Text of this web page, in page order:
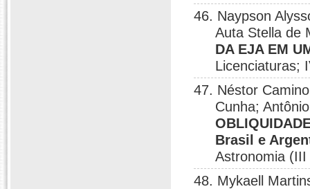
46. Naypson
Auta Stella de
DA EJA EM
Licenciaturas;
47. Néstor
Cunha;
Brasil e
Astronomia
48. Mykaell